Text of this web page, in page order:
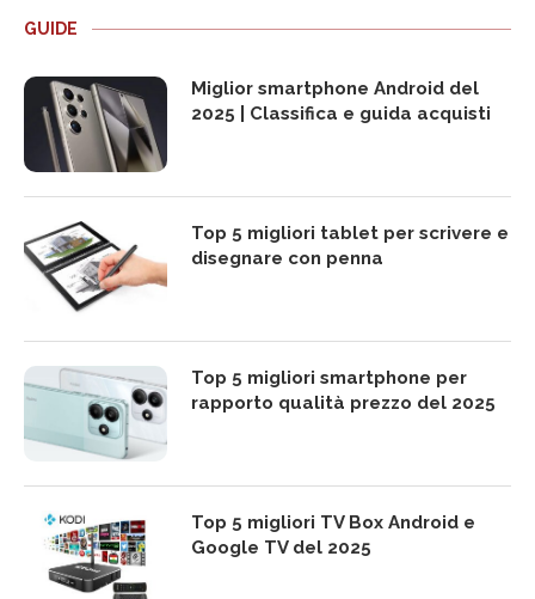
GUIDE
Miglior smartphone Android del
2025 | Classifica e guida acquisti
Top 5 migliori tablet per scrivere e
disegnare con penna
Top 5 migliori smartphone per
rapporto qualità prezzo del 2025
Top 5 migliori TV Box Android e
Google TV del 2025